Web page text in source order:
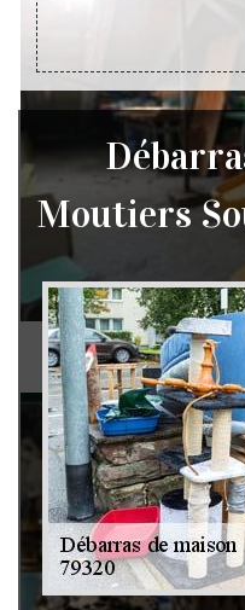
Débarras de
Moutiers